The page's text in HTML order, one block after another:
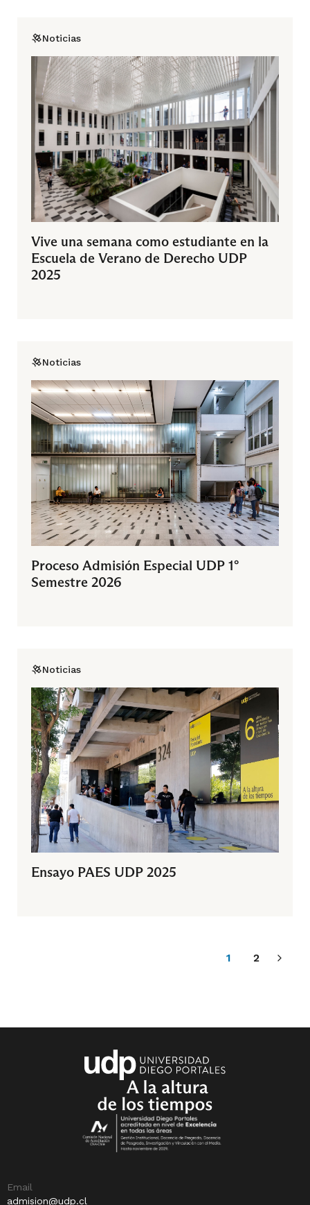
Noticias
Vive una semana como estudiante en la
Escuela de Verano de Derecho UDP
2025
Noticias
Proceso Admisión Especial UDP 1°
Semestre 2026
Noticias
Ensayo PAES UDP 2025
1 2
Email
admision@udp.cl